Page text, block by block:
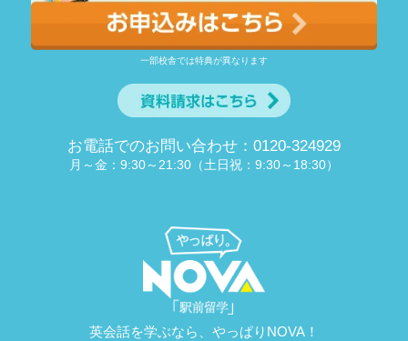
一部校舎では特典が異なります
お電話でのお問い合わせ：0120-324929
月～金：9:30～21:30（土日祝：9:30～18:30）
英会話を学ぶなら、やっぱりNOVA！